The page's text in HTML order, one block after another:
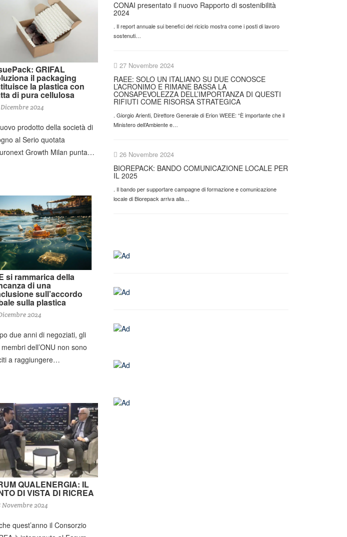
GRIFAL
il packaging
la plastica con
di pura cellulosa
Dicembre 2024
prodotto della società di
al Serio quotata
Growth Milan punta…
si rammarica della
di una
sull’accordo
sulla plastica
2024
due anni di negoziati, gli
dell’ONU non sono
a raggiungere…
QUALENERGIA: IL
DI VISTA DI RICREA
Novembre 2024
quest’anno il Consorzio
CONAI presentato il nuovo Rapporto di sostenibilità
2024
. Il report annuale sui benefici del riciclo mostra come i posti di lavoro
sostenuti…
27 Novembre 2024
RAEE: SOLO UN ITALIANO SU DUE CONOSCE
L’ACRONIMO E RIMANE BASSA LA
CONSAPEVOLEZZA DELL’IMPORTANZA DI QUESTI
RIFIUTI COME RISORSA STRATEGICA
. Giorgio Arienti, Direttore Generale di Erion WEEE: “È importante che il
Ministero dell’Ambiente e…
26 Novembre 2024
BIOREPACK: BANDO COMUNICAZIONE LOCALE PER
IL 2025
. Il bando per supportare campagne di formazione e comunicazione
locale di Biorepack arriva alla…